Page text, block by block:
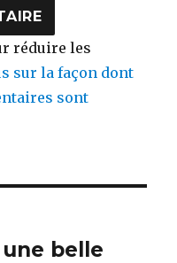
réduire les
sur la façon dont
sont
belle